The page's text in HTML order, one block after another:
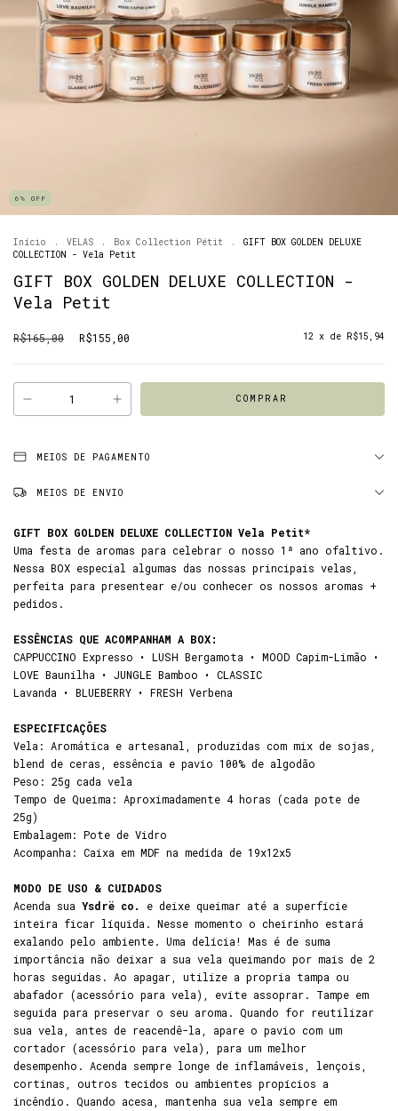
6 % OFF
Início . VELAS . Box Collection Pétit .
GIFT BOX GOLDEN DELUXE
COLLECTION - Vela Petit
GIFT BOX GOLDEN DELUXE COLLECTION -
Vela Petit
R$165,00 R$155,00 12 x de R$15,94
MEIOS DE PAGAMENTO
MEIOS DE ENVIO
GIFT BOX GOLDEN DELUXE COLLECTION Vela Petit*
Uma festa de aromas para celebrar o nosso 1ª ano ofaltivo.
Nessa BOX especial algumas das nossas principais velas,
perfeita para presentear e/ou conhecer os nossos aromas +
pedidos.
ESSÊNCIAS QUE ACOMPANHAM A BOX:
CAPPUCCINO Expresso • LUSH Bergamota • MOOD Capim-Limão •
LOVE Baunilha • JUNGLE Bamboo • CLASSIC
Lavanda • BLUEBERRY • FRESH Verbena
ESPECIFICAÇÕES
Vela: Aromática e artesanal, produzidas com mix de sojas,
blend de ceras, essência e pavio 100% de algodão
Peso: 25g cada vela
Tempo de Queima: Aproximadamente 4 horas (cada pote de
25g)
Embalagem: Pote de Vidro
Acompanha: Caixa em MDF na medida de 19x12x5
MODO DE USO & CUIDADOS
Acenda sua Ysdrë co.
e deixe queimar até a superfície
inteira ficar líquida. Nesse momento o cheirinho estará
exalando pelo ambiente. Uma delícia! Mas é de suma
importância não deixar a sua vela queimando por mais de 2
horas seguidas. Ao apagar, utilize a propria tampa ou
abafador (acessório para vela), evite assoprar. Tampe em
seguida para preservar o seu aroma. Quando for reutilizar
sua vela, antes de reacendê-la, apare o pavio com um
cortador (acessório para vela), para um melhor
desempenho. Acenda sempre longe de inflamáveis, lençois,
cortinas, outros tecidos ou ambientes propícios a
incêndio. Quando acesa, mantenha sua vela sempre em